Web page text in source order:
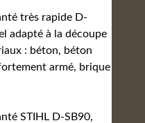
très rapide D-
adapté à la découpe
: béton, béton
armé, brique
STIHL D-SB90,